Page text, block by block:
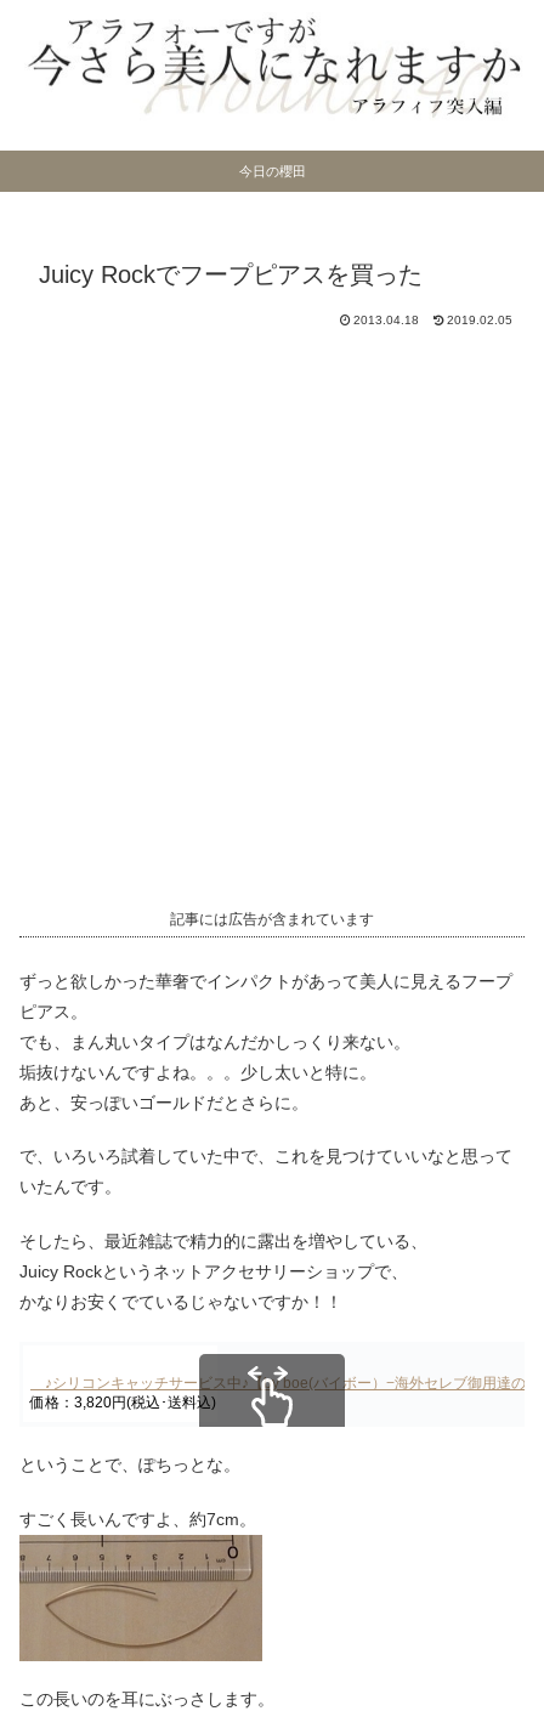
今日の櫻田
Juicy Rockでフープピアスを買った
2013.04.18 2019.02.05
記事には広告が含まれています
ずっと欲しかった華奢でインパクトがあって美人に見えるフープ
ピアス。
でも、まん丸いタイプはなんだかしっくり来ない。
垢抜けないんですよね。。。少し太いと特に。
あと、安っぽいゴールドだとさらに。
で、いろいろ試着していた中で、これを見つけていいなと思って
いたんです。
そしたら、最近雑誌で精力的に露出を増やしている、
Juicy Rockというネットアクセサリーショップで、
かなりお安くでているじゃないですか！！
♪シリコンキャッチサービス中♪【by boe(バイボー）−海外セレブ御用達の
価格：3,820円(税込･送料込)
ということで、ぽちっとな。
すごく長いんですよ、約7cm。
この長いのを耳にぶっさします。